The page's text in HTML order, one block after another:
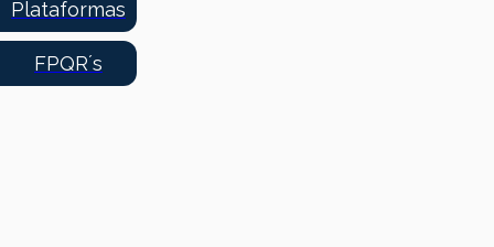
Plataformas
FPQR´s